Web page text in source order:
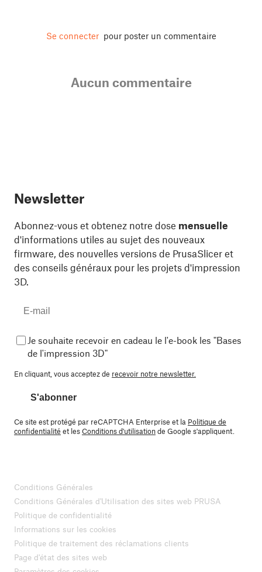
Se connecter pour poster un commentaire
Aucun commentaire
Newsletter
Abonnez-vous et obtenez notre dose mensuelle
d'informations utiles au sujet des nouveaux
firmware, des nouvelles versions de PrusaSlicer et
des conseils généraux pour les projets d'impression
3D.
Je souhaite recevoir en cadeau le l'e-book les "Bases
de l'impression 3D"
En cliquant, vous acceptez de recevoir notre newsletter.
S'abonner
Ce site est protégé par reCAPTCHA Enterprise et la Politique de
confidentialité et lesConditions d'utilisationde Google s'appliquent.
Conditions Générales
Conditions Générales d'Utilisation des sites web PRUSA
Politique de confidentialité
Informations sur les cookies
Politique de traitement des réclamations clients
Page d'état des sites web